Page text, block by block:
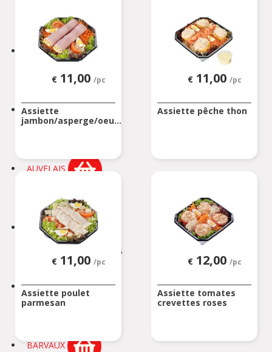
Rue Louvieaux 5
ANTOING
ASSENEDE
Molenstraat 77-79
ATH
AUVELAIS
AUVELAIS
AVELGEM
Doorniksesteenweg 165
AVELGEM
AWANS
BARVAUX
€ 11,00 /pc
Assiette
jambon/asperge/oeu...
€ 11,00 /pc
Assiette pêche thon
€ 11,00 /pc
Assiette poulet
parmesan
€ 12,00 /pc
Assiette tomates
crevettes roses